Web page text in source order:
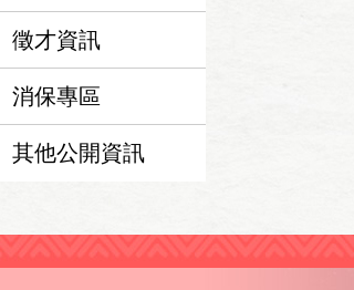
徵才資訊
消保專區
其他公開資訊